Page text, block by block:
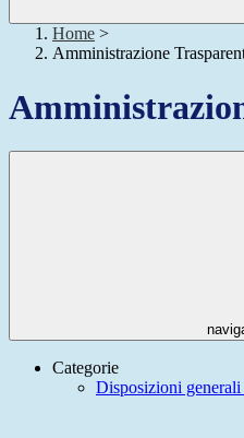
Home >
Amministrazione
Categorie
Disposizioni generali